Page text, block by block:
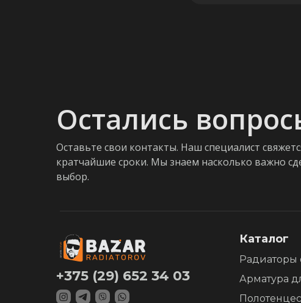
Остались
Оставьте свои контакты. Наш специалист
кратчайшие сроки. Мы знаем насколько важно
выбор.
+375 (29) 652 34 03
Каталог
Радиаторы
Арматура